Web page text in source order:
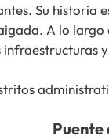
Su historia
A lo
Puente